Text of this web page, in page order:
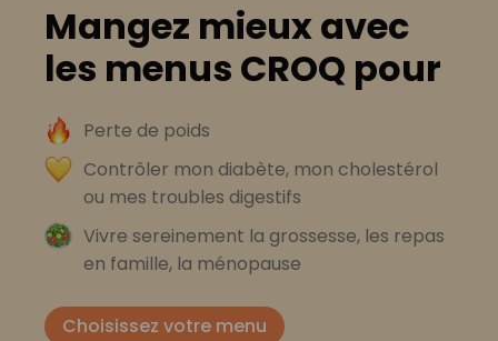
Mangez mieux avec
les menus CROQ pour
Perte de poids
Contrôler mon diabète, mon cholestérol
ou mes troubles digestifs
Vivre sereinement la grossesse, les repas
en famille, la ménopause
Choisissez votre menu